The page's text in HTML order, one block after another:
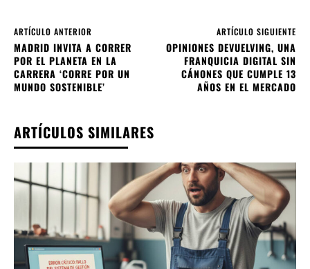
ARTÍCULO ANTERIOR
MADRID INVITA A CORRER
POR EL PLANETA EN LA
CARRERA ‘CORRE POR UN
MUNDO SOSTENIBLE’
ARTÍCULO SIGUIENTE
OPINIONES DEVUELVING, UNA
FRANQUICIA DIGITAL SIN
CÁNONES QUE CUMPLE 13
AÑOS EN EL MERCADO
ARTÍCULOS SIMILARES